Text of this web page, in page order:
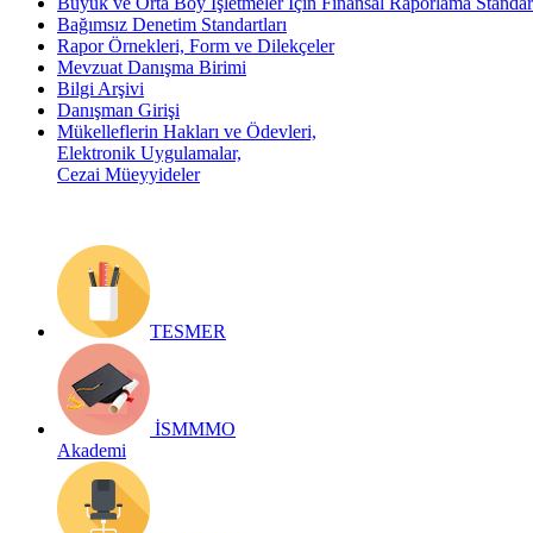
Bağımsız Denetim Standartları
Rapor Örnekleri, Form ve Dilekçeler
Mevzuat Danışma Birimi
Bilgi Arşivi
Danışman Girişi
Mükelleflerin Hakları ve Ödevleri,
Elektronik Uygulamalar,
Cezai Müeyyideler
TESMER
İSMMMO
Akademi